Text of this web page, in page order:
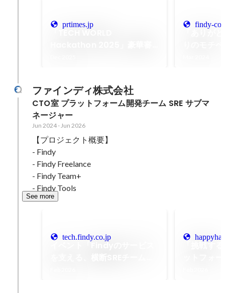
prtimes.jp findy-
ファインディ株式会社
CTO室 プラットフォーム開発チーム SRE サブマ
ネージャー
Jun 2024-Jun 2026
【プロジェクト概要】
- Findy
- Findy Freelance
- Findy Team+
- Findy Tools
See more
tech.findy.co.jp